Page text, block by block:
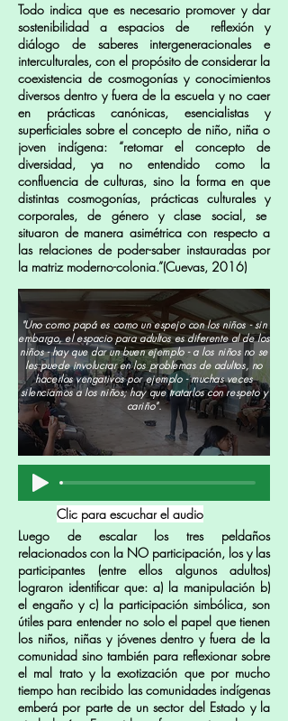
Todo indica que es necesario promover y dar
sostenibilidad a espacios de reflexión y
diálogo de saberes intergeneracionales e
interculturales, con el propósito de considerar la
coexistencia de cosmogonías y conocimientos
diversos dentro y fuera de la escuela y no caer
en prácticas canónicas, esencialistas y
superficiales sobre el concepto de niño, niña o
joven indígena: “retomar el concepto de
diversidad, ya no entendido como la
confluencia de culturas, sino la forma en que
distintas cosmogonías, prácticas culturales y
corporales, de género y clase social, se
situaron de manera asimétrica con respecto a
las relaciones de poder-saber instauradas por
la matriz moderno-colonia.”(Cuevas, 2016)
"Uno como papá es como un espejo con los niños - sin
embargo, el espacio para adultos es diferente al de los
niños - hay que dar un buen ejemplo - a los niños no se
les puede involucrar en los problemas de adultos, no
hacerlos vengativos por ejemplo - muchas veces
silenciamos a los niños; hay que tratarlos con respeto y
cariño".
Clic para escuchar el audio
Luego de escalar los tres peldaños
relacionados con la NO participación, los y las
participantes (entre ellos algunos adultos)
lograron identificar que: a) la manipulación b)
el engaño y c) la participación simbólica, son
útiles para entender no solo el papel que tienen
los niños, niñas y jóvenes dentro y fuera de la
comunidad sino también para reflexionar sobre
el mal trato y la exotización que por mucho
tiempo han recibido las comunidades indígenas
emberá por parte de un sector del Estado y la